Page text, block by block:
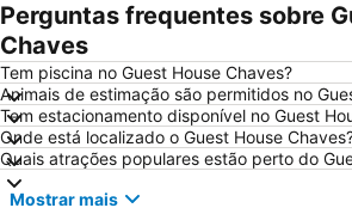
Perguntas frequentes sobre
Chaves
Tem piscina no Guest House Chaves?
Animais de estimação são permitidos no
Tem estacionamento disponível no Guest
Onde está localizado o Guest House
Quais atrações populares estão perto do
Mostrar mais